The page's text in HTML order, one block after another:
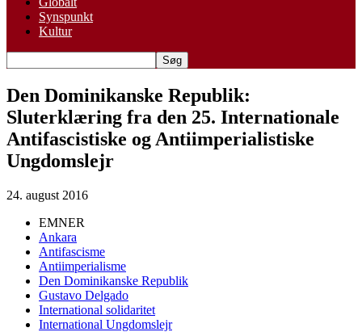
Synspunkt
Kultur
Den Dominikanske Republik:
Sluterklæring fra den 25. Internationale
Antifascistiske og Antiimperialistiske
Ungdomslejr
24. august 2016
EMNER
Ankara
Antifascisme
Antiimperialisme
Den Dominikanske Republik
Gustavo Delgado
International solidaritet
International Ungdomslejr